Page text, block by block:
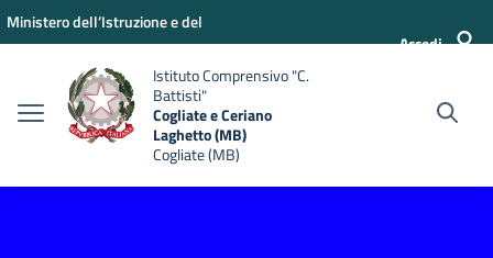
Vai ai contenuti
Vai al menu di navigazione
Vai al footer
Ministero dell’Istruzione e del
Accedi
Istituto Comprensivo "C.
Battisti"
Cogliate e Ceriano
Laghetto (MB)
Cogliate (MB)